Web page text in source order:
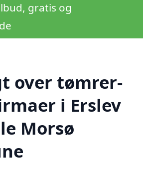
gratis og
over tømrer-
i Erslev
Morsø